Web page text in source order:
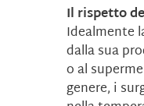
Il rispetto
Idealmente
dalla sua
o al
genere, i